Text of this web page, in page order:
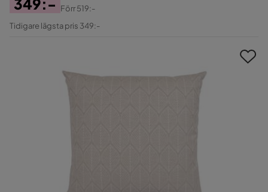
Pris
Original
Förr519:-
Tidigare lägsta pris 349:-